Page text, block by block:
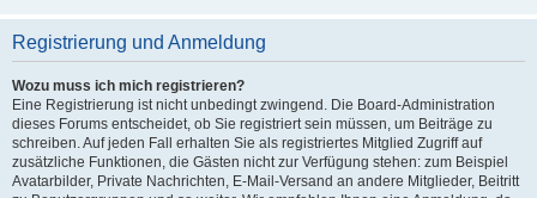
Registrierung und Anmeldung
Wozu muss ich mich registrieren?
Eine Registrierung ist nicht unbedingt zwingend. Die Board-Administration
dieses Forums entscheidet, ob Sie registriert sein müssen, um Beiträge zu
schreiben. Auf jeden Fall erhalten Sie als registriertes Mitglied Zugriff auf
zusätzliche Funktionen, die Gästen nicht zur Verfügung stehen: zum Beispiel
Avatarbilder, Private Nachrichten, E-Mail-Versand an andere Mitglieder, Beitritt